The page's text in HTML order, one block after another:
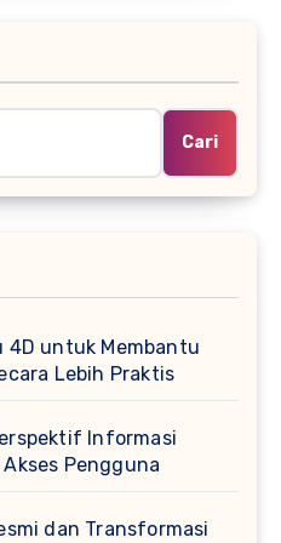
Cari
4D untuk Membantu
Lebih Praktis
Informasi
Pengguna
dan Transformasi